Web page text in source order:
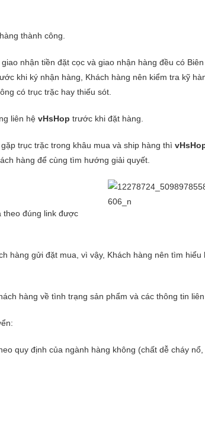
thành công.
nhận tiền đặt cọc và giao nhận hàng đều có
khi ký nhận hàng, Khách hàng nên kiểm tra kỹ
có trục trặc hay thiếu sót.
liên hệ vHsHop trước khi đặt hàng.
trục trặc trong khâu mua và ship hàng thì
hàng để cùng tìm hướng giải quyết.
theo đúng link được
hàng gửi đặt mua, vì vậy, Khách hàng nên tìm
hàng về tình trạng sản phẩm và các thông tin
quy định của ngành hàng không (chất dễ cháy